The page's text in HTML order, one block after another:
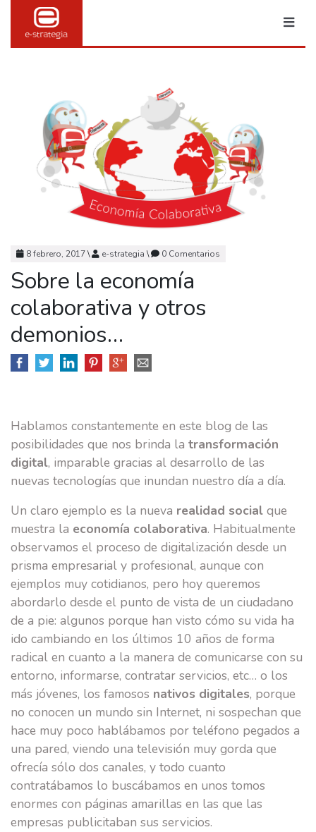
BRANDING
SOCIAL MEDIA
CASOS DE ÉXITO
EQUIPO
E-SCUELA
BLOG
CONTACTO
8 febrero, 2017\ e-strategia \ 0 Comentarios
Sobre la economía
colaborativa y otros
demonios…
Hablamos constantemente en este blog de las
posibilidades que nos brinda la transformación
digital, imparable gracias al desarrollo de las
nuevas tecnologías que inundan nuestro día a día.
Un claro ejemplo es la nueva realidad social que
muestra la economía colaborativa. Habitualmente
observamos el proceso de digitalización desde un
prisma empresarial y profesional, aunque con
ejemplos muy cotidianos, pero hoy queremos
abordarlo desde el punto de vista de un ciudadano
de a pie: algunos porque han visto cómo su vida ha
ido cambiando en los últimos 10 años de forma
radical en cuanto a la manera de comunicarse con su
entorno, informarse, contratar servicios, etc… o los
más jóvenes, los famosos nativos digitales, porque
no conocen un mundo sin Internet, ni sospechan que
hace muy poco hablábamos por teléfono pegados a
una pared, viendo una televisión muy gorda que
ofrecía sólo dos canales, y todo cuanto
contratábamos lo buscábamos en unos tomos
enormes con páginas amarillas en las que las
empresas publicitaban sus servicios.